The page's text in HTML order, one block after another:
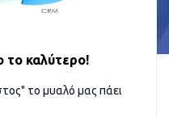
το καλύτερο!
το μυαλό μας πάει